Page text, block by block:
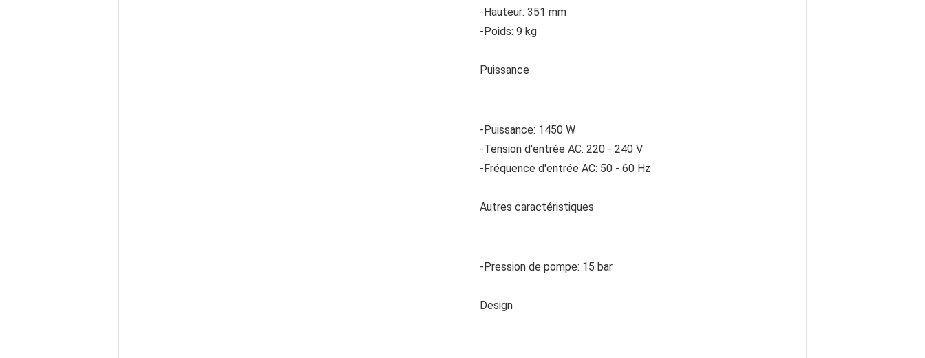
-Hauteur: 351 mm
-Poids: 9 kg
Puissance
-Puissance: 1450 W
-Tension d'entrée AC: 220 - 240 V
-Fréquence d'entrée AC: 50 - 60 Hz
Autres caractéristiques
-Pression de pompe: 15 bar
Design